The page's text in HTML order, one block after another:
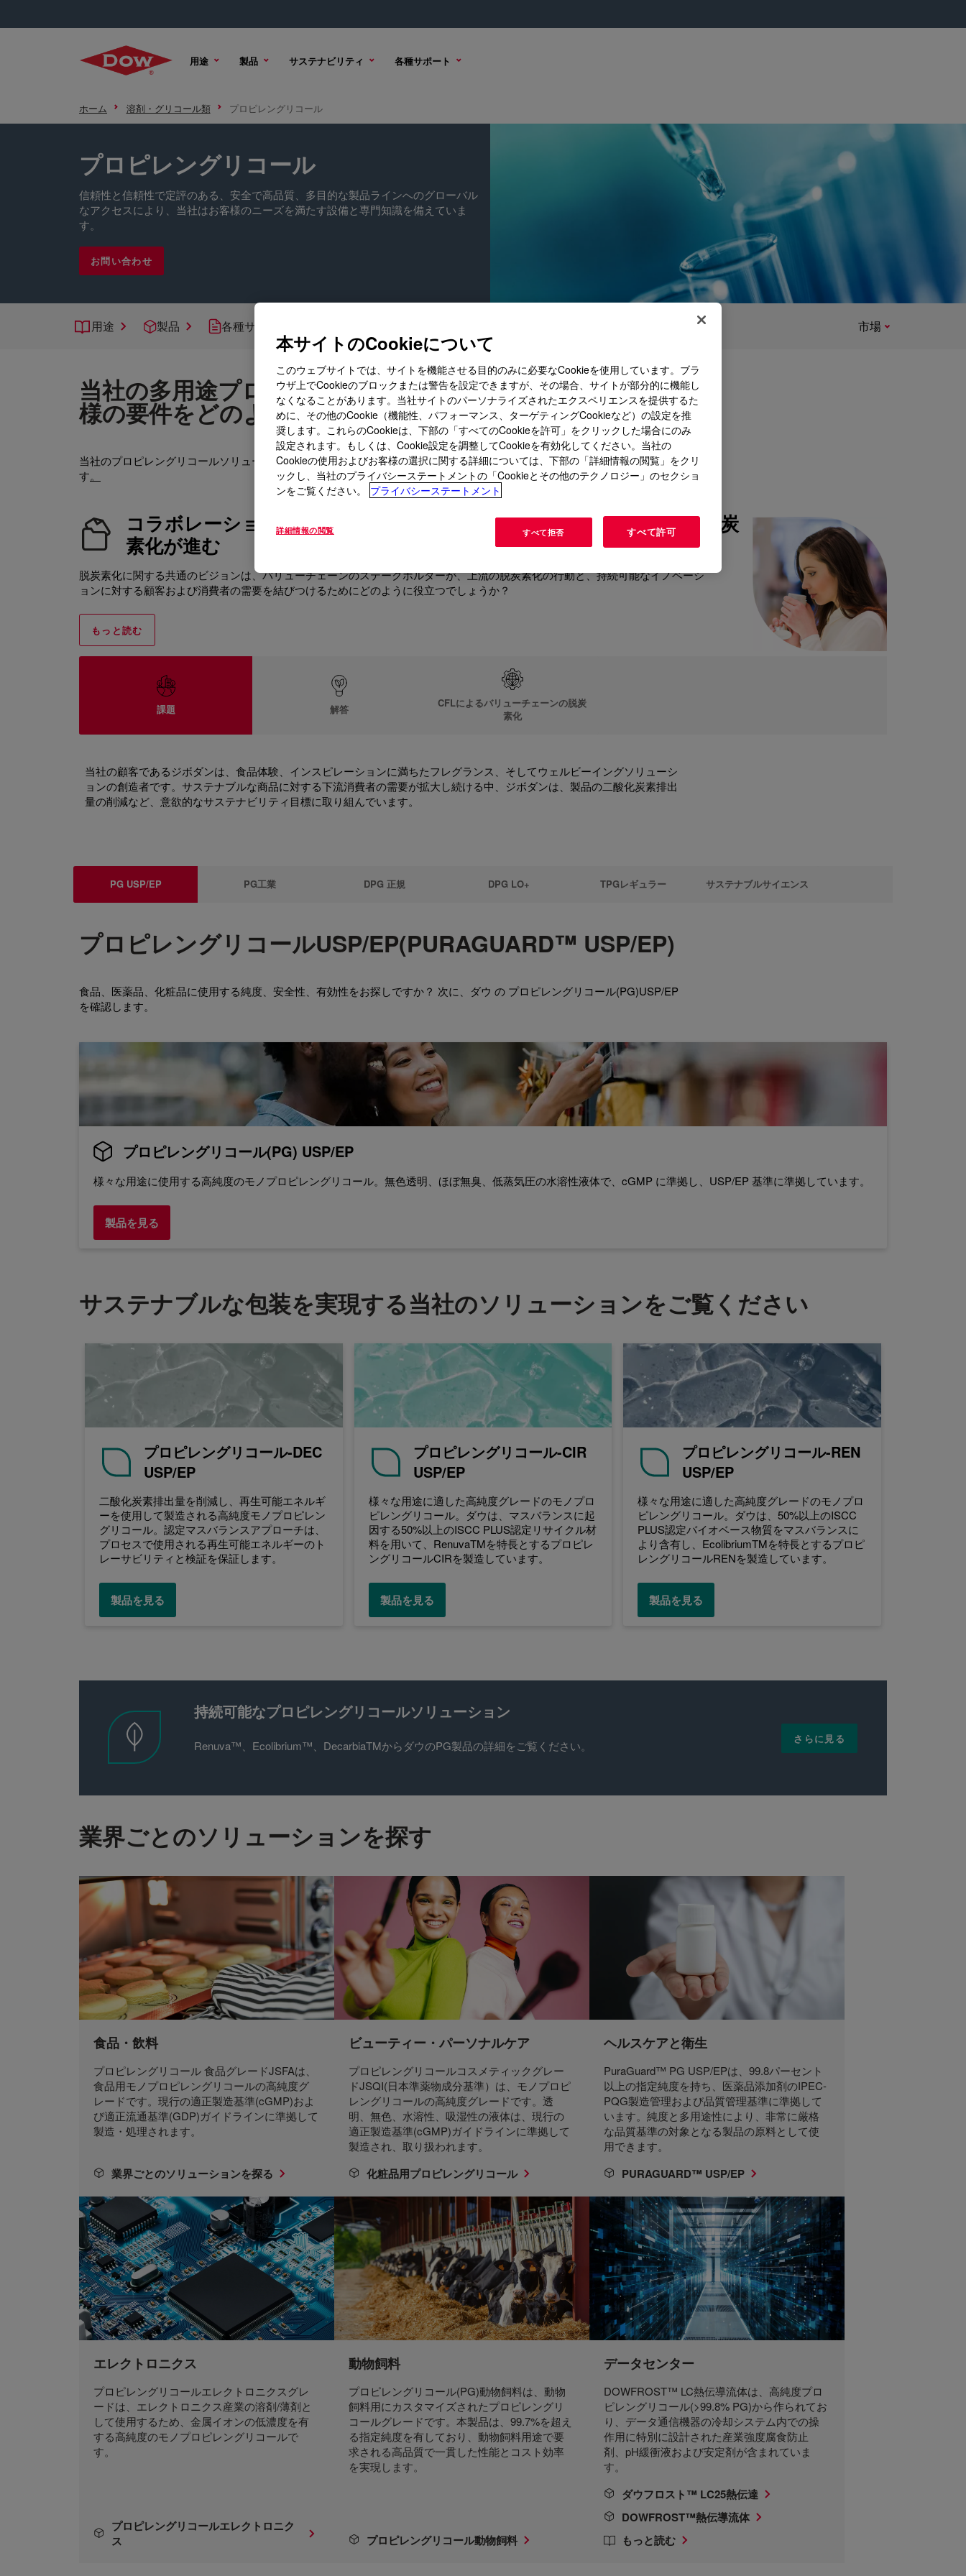
用途 製品 サステナビリティ 各種サポート
ホーム 溶剤・グリコール類 プロピレングリコール
プロピレングリコール
信頼性と信頼性で定評のある、安全で高品質、多目的な製品ラインへのグローバル
なアクセスにより、当社はお客様のニーズを満たす設備と専門知識を備えていま
す。
お問い合わせ
用途 製品 各種サポート 市場
当社の多用途プロピレングリコールオプションは、お客
様の要件をどのように満たすことができますか？
当社のプロピレングリコールソリューションは、添加剤、中間体、またはイニシエーターとして 幅広い用途に使用できま
す。
コラボレーションにより、世界の風味と香りのバリューチェーンの脱炭
素化が進む
脱炭素化に関する共通のビジョンは、バリューチェーンのステークホルダーが、上流の脱炭素化の行動と、持続可能なイノベーシ
ョンに対する顧客および消費者の需要を結びつけるためにどのように役立つでしょうか？
もっと読む
課題 解答
CFLによるバリューチェーンの脱炭
素化
当社の顧客であるジボダンは、食品体験、インスピレーションに満ちたフレグランス、そしてウェルビーイングソリューシ
ョンの創造者です。サステナブルな商品に対する下流消費者の需要が拡大し続ける中、ジボダンは、製品の二酸化炭素排出
量の削減など、意欲的なサステナビリティ目標に取り組んでいます。
PG USP/EP PG工業 DPG 正規 DPG LO+ TPGレギュラー サステナブルサイエンス
プロピレングリコールUSP/EP(PURAGUARD™ USP/EP)
食品、医薬品、化粧品に使用する純度、安全性、有効性をお探しですか？ 次に、ダウ の プロピレングリコール(PG)USP/EP
を確認します。
プロピレングリコール(PG) USP/EP
様々な用途に使用する高純度のモノプロピレングリコール。無色透明、ほぼ無臭、低蒸気圧の水溶性液体で、cGMP に準拠し、USP/EP 基準に準拠しています。
製品を見る
サステナブルな包装を実現する当社のソリューションをご覧ください
プロピレングリコール-DEC
USP/EP
二酸化炭素排出量を削減し、再生可能エネルギ
ーを使用して製造される高純度モノプロピレン
グリコール。認定マスバランスアプローチは、
プロセスで使用される再生可能エネルギーのト
レーサビリティと検証を保証します。
製品を見る
プロピレングリコール-CIR
USP/EP
様々な用途に適した高純度グレードのモノプロ
ピレングリコール。ダウは、マスバランスに起
因する50%以上のISCC PLUS認定リサイクル材
料を用いて、RenuvaTMを特長とするプロピレ
ングリコールCIRを製造しています。
製品を見る
プロピレングリコール-REN
USP/EP
様々な用途に適した高純度グレードのモノプロ
ピレングリコール。ダウは、50%以上のISCC
PLUS認定バイオベース物質をマスバランスに
より含有し、EcolibriumTMを特長とするプロピ
レングリコールRENを製造しています。
製品を見る
持続可能なプロピレングリコールソリューション
Renuva™、Ecolibrium™、DecarbiaTMからダウのPG製品の詳細をご覧ください。 さらに見る
業界ごとのソリューションを探す
食品・飲料
プロピレングリコール 食品グレードJSFAは、
食品用モノプロピレングリコールの高純度グ
レードです。現行の適正製造基準(cGMP)およ
び適正流通基準(GDP)ガイドラインに準拠して
製造・処理されます。
業界ごとのソリューションを探る
ビューティー・パーソナルケア
プロピレングリコールコスメティックグレー
ドJSQI(日本準薬物成分基準）は、モノプロピ
レングリコールの高純度グレードです。透
明、無色、水溶性、吸湿性の液体は、現行の
適正製造基準(cGMP)ガイドラインに準拠して
製造され、取り扱われます。
化粧品用プロピレングリコール
ヘルスケアと衛生
PuraGuard™ PG USP/EPは、99.8パーセント
以上の指定純度を持ち、医薬品添加剤のIPEC-
PQG製造管理および品質管理基準に準拠して
います。純度と多用途性により、非常に厳格
な品質基準の対象となる製品の原料として使
用できます。
PURAGUARD™ USP/EP
エレクトロニクス
プロピレングリコールエレクトロニクスグレ
ードは、エレクトロニクス産業の溶剤/薄剤と
して使用するため、金属イオンの低濃度を有
する高純度のモノプロピレングリコールで
す。
プロピレングリコールエレクトロニク
ス
動物飼料
プロピレングリコール(PG)動物飼料は、動物
飼料用にカスタマイズされたプロピレングリ
コールグレードです。本製品は、99.7%を超え
る指定純度を有しており、動物飼料用途で要
求される高品質で一貫した性能とコスト効率
を実現します。
プロピレングリコール動物飼料
データセンター
DOWFROST™ LC熱伝導流体は、高純度プロ
ピレングリコール(>99.8% PG)から作られてお
り、データ通信機器の冷却システム内での操
作用に特別に設計された産業強度腐食防止
剤、pH緩衝液および安定剤が含まれていま
す。
ダウフロスト™ LC25熱伝達
DOWFROST™熱伝導流体
もっと読む
本サイトのCookieについて
このウェブサイトでは、サイトを機能させる目的のみに必要なCookieを使用しています。ブラ
ウザ上でCookieのブロックまたは警告を設定できますが、その場合、サイトが部分的に機能し
なくなることがあります。当社サイトのパーソナライズされたエクスペリエンスを提供するた
めに、その他のCookie（機能性、パフォーマンス、ターゲティングCookieなど）の設定を推
奨します。これらのCookieは、下部の「すべてのCookieを許可」をクリックした場合にのみ
設定されます。もしくは、Cookie設定を調整してCookieを有効化してください。当社の
Cookieの使用およびお客様の選択に関する詳細については、下部の「詳細情報の閲覧」をクリ
ックし、当社のプライバシーステートメントの「Cookieとその他のテクノロジー」のセクショ
ンをご覧ください。
プライバシーステートメント
詳細情報の閲覧 すべて拒否 すべて許可